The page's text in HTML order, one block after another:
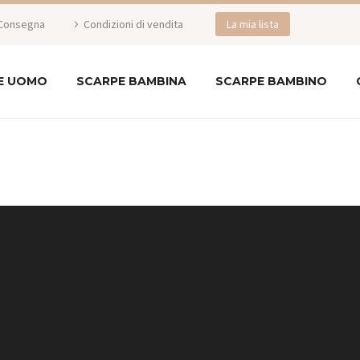
Condizioni di vendita La mia lista
UOMO SCARPE BAMBINA SCARPE BAMBINO